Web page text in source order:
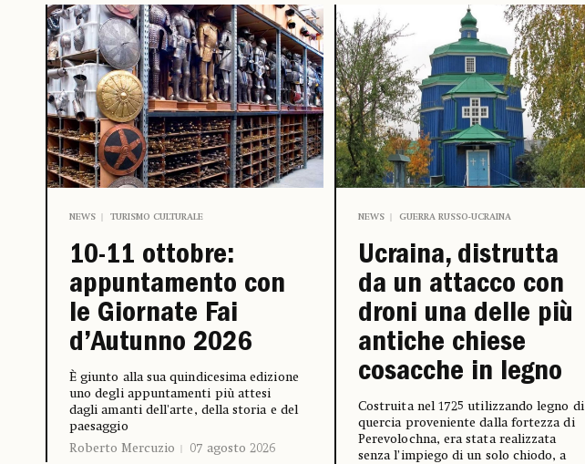
NEWS TURISMO CULTURALE
10-11 ottobre:
appuntamento con
le Giornate Fai
d’Autunno 2026
È giunto alla sua quindicesima edizione
uno degli appuntamenti più attesi
dagli amanti dell'arte, della storia e del
paesaggio
Roberto Mercuzio
07 agosto 2026
NEWS GUERRA RUSSO-UCRAINA
Ucraina, distrutta
da un attacco con
droni una delle più
antiche chiese
cosacche in legno
Costruita nel 1725 utilizzando legno di
quercia proveniente dalla fortezza di
Perevolochna, era stata realizzata
senza l’impiego di un solo chiodo, a